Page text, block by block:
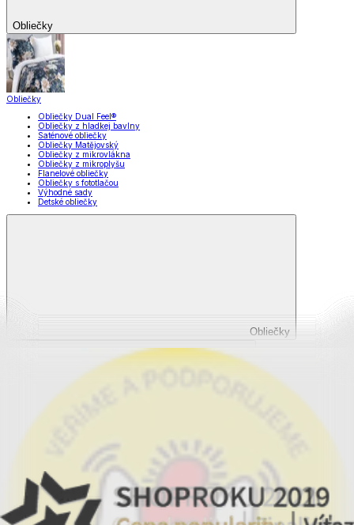
Obliečky
Obliečky
Obliečky Dual Feel®
Obliečky z hladkej bavlny
Saténové obliečky
Obliečky Matějovský
Obliečky z mikrovlákna
Obliečky z mikroplyšu
Flanelové obliečky
Obliečky s fototlačou
Výhodné sady
Detské obliečky
Obliečky
Zobraziť všetko
Všetko z Obliečky